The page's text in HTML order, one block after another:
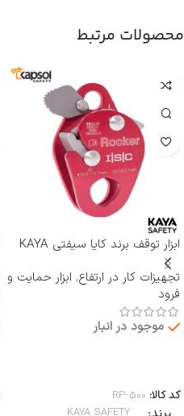
محصولات مرتبط
ابزار توقف برند کایا سیفتی KAYA
SAFETY مدل RP-500 ROCKER
تجهیزات کار در ارتفاع, ابزار حمایت و
فرود
موجود در انبار
کد کالا: RP-500
KAYA SAFETY